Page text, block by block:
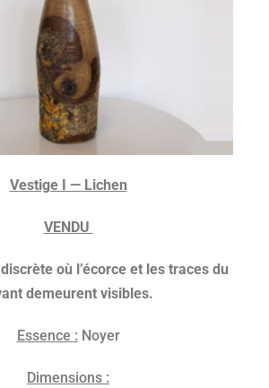
Vestige I — Lichen
VENDU
où l’écorce et les traces du
demeurent visibles.
Essence : Noyer
Dimensions :